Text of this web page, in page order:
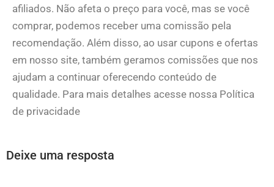
afiliados. Não afeta o preço para você, mas se você
comprar, podemos receber uma comissão pela
recomendação. Além disso, ao usar cupons e ofertas
em nosso site, também geramos comissões que nos
ajudam a continuar oferecendo conteúdo de
qualidade. Para mais detalhes acesse nossa Política
de privacidade
Deixe uma resposta